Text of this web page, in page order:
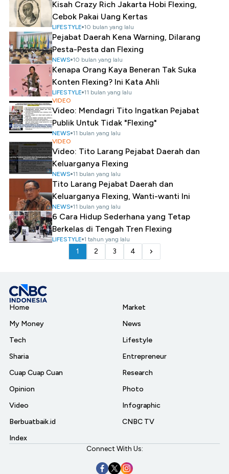
Kisah Crazy Rich Jakarta Hobi Flexing,
Cebok Pakai Uang Kertas
LIFESTYLE 10 bulan yang lalu
Pejabat Daerah Kena Warning, Dilarang
Pesta-Pesta dan Flexing
NEWS 10 bulan yang lalu
Kenapa Orang Kaya Beneran Tak Suka
Konten Flexing? Ini Kata Ahli
LIFESTYLE 11 bulan yang lalu
VIDEO
Video: Mendagri Tito Ingatkan Pejabat
Publik Untuk Tidak "Flexing"
NEWS 11 bulan yang lalu
VIDEO
Video: Tito Larang Pejabat Daerah dan
Keluarganya Flexing
NEWS 11 bulan yang lalu
Tito Larang Pejabat Daerah dan
Keluarganya Flexing, Wanti-wanti Ini
NEWS 11 bulan yang lalu
6 Cara Hidup Sederhana yang Tetap
Berkelas di Tengah Tren Flexing
LIFESTYLE 1 tahun yang lalu
1 2 3 4
Home
My Money
Tech
Sharia
Cuap Cuap Cuan
Opinion
Video
Berbuatbaik.id
Index
Market
News
Lifestyle
Entrepreneur
Research
Photo
Infographic
CNBC TV
Connect With Us: